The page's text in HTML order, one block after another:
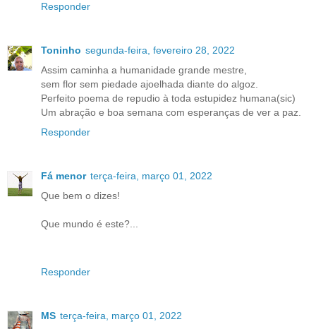
Responder
Toninho segunda-feira, fevereiro 28, 2022
Assim caminha a humanidade grande mestre,
sem flor sem piedade ajoelhada diante do algoz.
Perfeito poema de repudio à toda estupidez humana(sic)
Um abração e boa semana com esperanças de ver a paz.
Responder
Fá menor terça-feira, março 01, 2022
Que bem o dizes!
Que mundo é este?...
Responder
MS terça-feira, março 01, 2022